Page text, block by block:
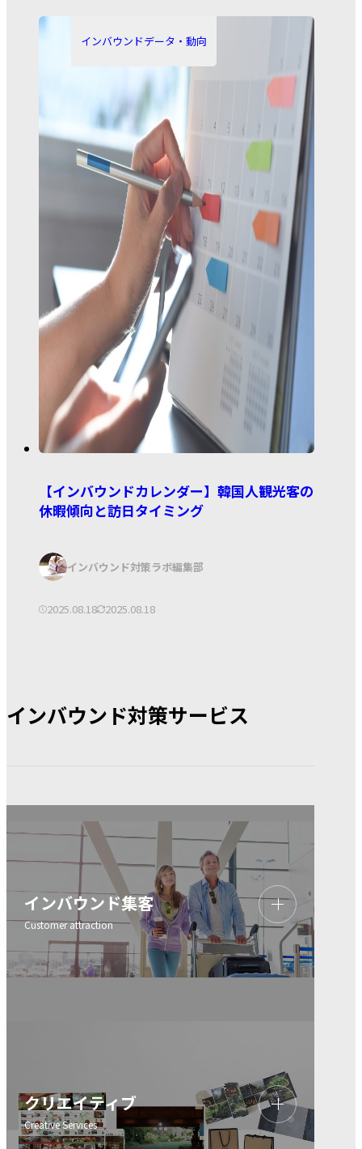
日:
【インバウンドカレンダー】韓国人観光客の
休暇傾向と訪日タイミング
著
者:
インバウンド対策ラボ編集部
公2025.08.18更2025.08.18
カ
インバウンドデータ・動向
インバウンド対策サービス
インバウンド集客
クリエイティブ